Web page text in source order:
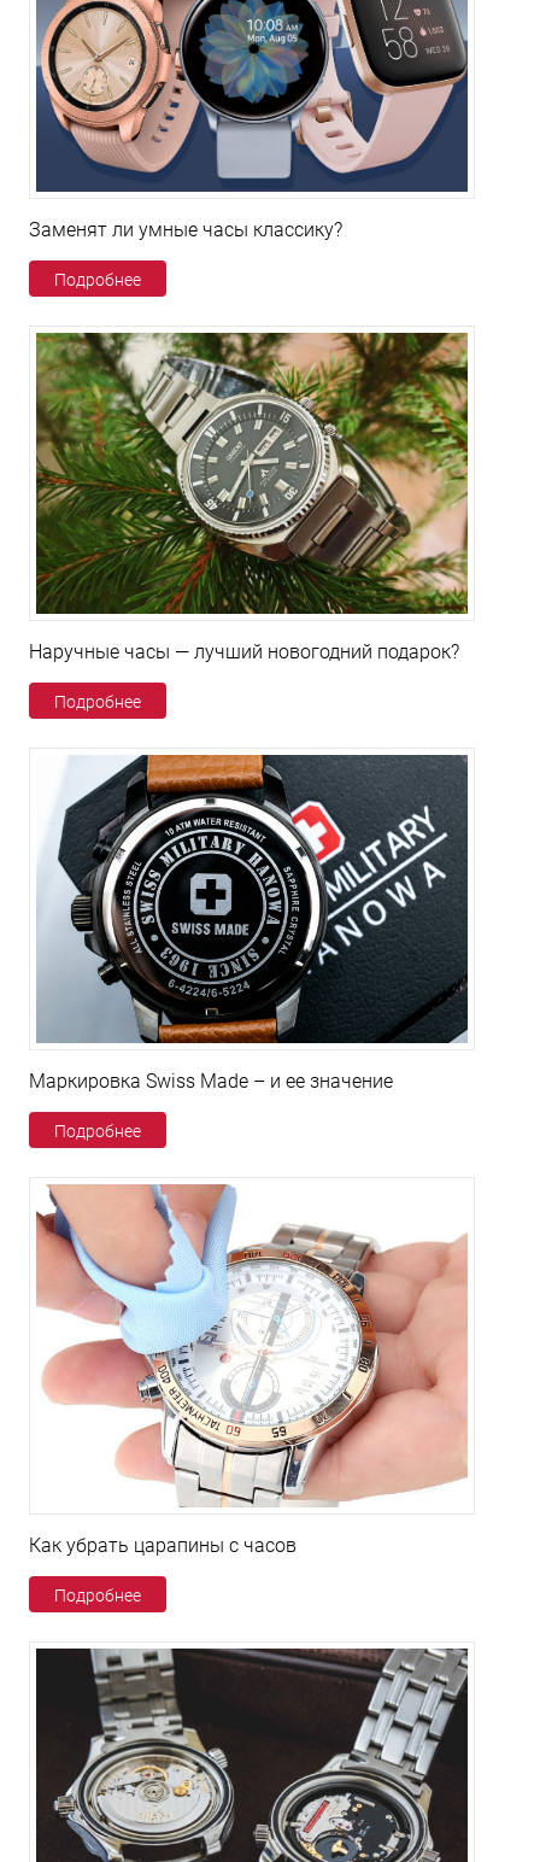
Заменят ли умные часы классику?
Подробнее
Наручные часы — лучший новогодний подарок?
Подробнее
Маркировка Swiss Made – и ее значение
Подробнее
Как убрать царапины с часов
Подробнее